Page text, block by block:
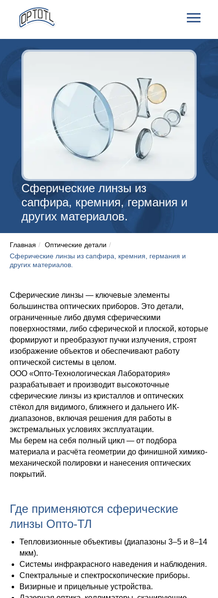
Сферические линзы из
сапфира, кремния, германия и
других материалов.
Главная / Оптические детали /
Сферические линзы из сапфира, кремния, германия и
других материалов.
Сферические линзы — ключевые элементы
большинства оптических приборов. Это детали,
ограниченные либо двумя сферическими
поверхностями, либо сферической и плоской, которые
формируют и преобразуют пучки излучения, строят
изображение объектов и обеспечивают работу
оптической системы в целом.
ООО «Опто-Технологическая Лаборатория»
разрабатывает и производит высокоточные
сферические линзы из кристаллов и оптических
стёкол для видимого, ближнего и дальнего ИК-
диапазонов, включая решения для работы в
экстремальных условиях эксплуатации.
Мы берем на себя полный цикл — от подбора
материала и расчёта геометрии до финишной химико-
механической полировки и нанесения оптических
покрытий.
Где применяются сферические
линзы Опто-ТЛ
Тепловизионные объективы (диапазоны 3–5 и 8–14
мкм).
Системы инфракрасного наведения и наблюдения.
Спектральные и спектроскопические приборы.
Визирные и прицельные устройства.